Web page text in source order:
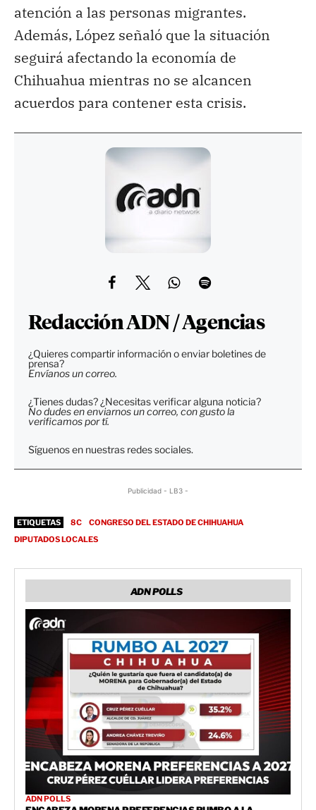
atención a las personas migrantes.
Además, López señaló que la situación
seguirá afectando la economía de
Chihuahua mientras no se alcancen
acuerdos para contener esta crisis.
Redacción ADN / Agencias
¿Quieres compartir información o enviar boletines de
prensa?
Envíanos un correo.
¿Tienes dudas? ¿Necesitas verificar alguna noticia?
No dudes en enviarnos un correo, con gusto la
verificamos por tí.
Síguenos en nuestras redes sociales.
Publicidad - LB3 -
ETIQUETAS 8C
CONGRESO DEL ESTADO DE CHIHUAHUA
DIPUTADOS LOCALES
ADN POLLS
ADN POLLS